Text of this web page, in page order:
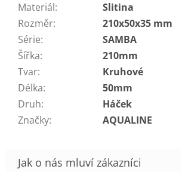
Materiál:
Slitina
Rozměr:
210x50x35 mm
Série:
SAMBA
Šířka:
210mm
Tvar:
Kruhové
Délka:
50mm
Druh:
Háček
Značky: AQUALINE